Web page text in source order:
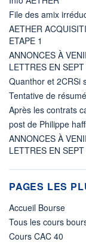
File des amix
AETHER
ETAPE 1
ANNONCES À
LETTRES EN
Quanthor et 2CRSi
Tentative de
Après les contrats
post de Philippe
ANNONCES À
LETTRES EN
PAGES LES
Accueil Bourse
Tous les cours
Cours CAC 40